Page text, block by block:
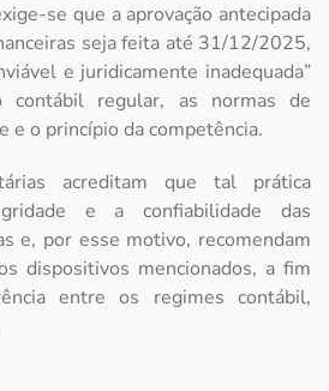
se que a aprovação antecipada
seja feita até 31/12/2025,
e juridicamente inadequada”
regular, as normas de
e o princípio da competência.
acreditam que tal prática
e a confiabilidade das
e, por esse motivo, recomendam
dispositivos mencionados, a fim
entre os regimes contábil,